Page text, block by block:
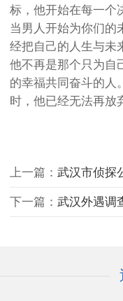
标，他开始在每一个
当男人开始为你们的
经把自己的人生与未
他不再是那个只为自
的幸福共同奋斗的人
时，他已经无法再放
上一篇： 武汉市侦探公
下一篇： 武汉外遇调查取证